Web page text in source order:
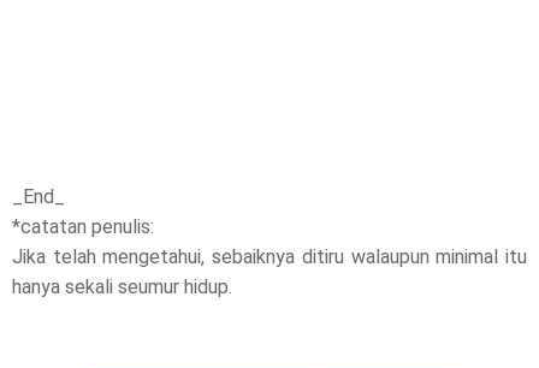
_End_
*catatan penulis:
Jika telah mengetahui, sebaiknya ditiru walaupun minimal itu
hanya sekali seumur hidup.